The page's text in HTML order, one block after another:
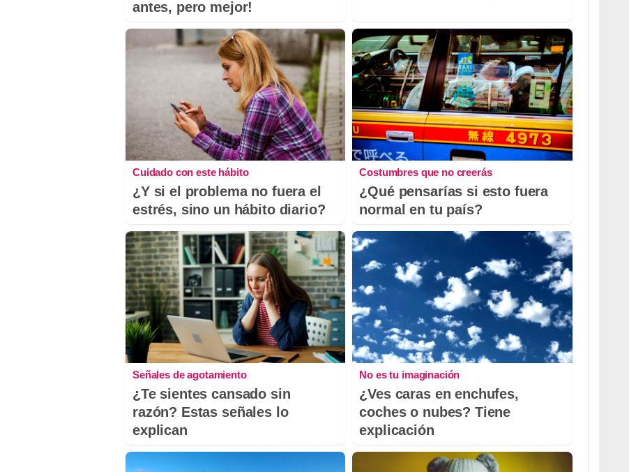
antes, pero mejor!
Cuidado con este hábito
¿Y si el problema no fuera el
estrés, sino un hábito diario?
Costumbres que no creerás
¿Qué pensarías si esto fuera
normal en tu país?
Señales de agotamiento
¿Te sientes cansado sin
razón? Estas señales lo
explican
No es tu imaginación
¿Ves caras en enchufes,
coches o nubes? Tiene
explicación